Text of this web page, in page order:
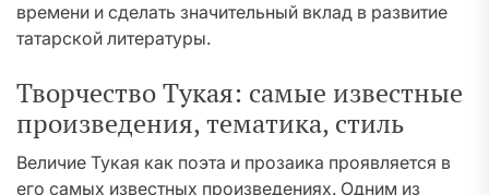
времени и сделать значительный вклад в развитие
татарской литературы.
Творчество Тукая: самые известные
произведения, тематика, стиль
Величие Тукая как поэта и прозаика проявляется в
его самых известных произведениях. Одним из